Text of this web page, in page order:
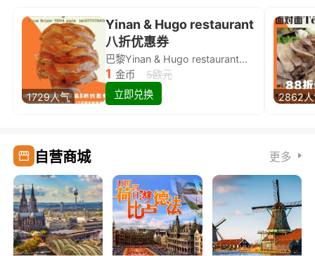
1729人气
Yinan & Hugo restaurant
八折优惠券
巴黎Yinan & Hugo restaurant除简餐类全场8折
1 金币
5欧元
立即兑换
2862
自营商城 更多